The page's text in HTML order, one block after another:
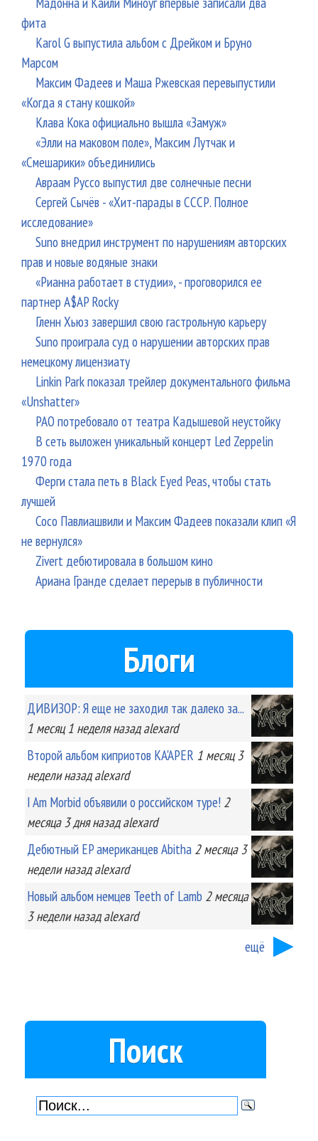
фита
Karol G выпустила альбом с Дрейком и Бруно
Марсом
Максим Фадеев и Маша Ржевская перевыпустили
«Когда я стану кошкой»
Клава Кока официально вышла «Замуж»
«Элли на маковом поле», Максим Лутчак и
«Смешарики» объединились
Авраам Руссо выпустил две солнечные песни
Сергей Сычёв - «Хит-парады в СССР. Полное
исследование»
Suno внедрил инструмент по нарушениям авторских
прав и новые водяные знаки
«Рианна работает в студии», - проговорился ее
партнер A$AP Rocky
Гленн Хьюз завершил свою гастрольную карьеру
Suno проиграла суд о нарушении авторских прав
немецкому лицензиату
Linkin Park показал трейлер документального фильма
«Unshatter»
РАО потребовало от театра Кадышевой неустойку
В сеть выложен уникальный концерт Led Zeppelin
1970 года
Ферги стала петь в Black Eyed Peas, чтобы стать
лучшей
Сосо Павлиашвили и Максим Фадеев показали клип «Я
не вернулся»
Zivert дебютировала в большом кино
Ариана Гранде сделает перерыв в публичности
Блоги
ДИВИЗОР: Я еще не заходил так далеко за...
1 месяц 1 неделяназад alexard
Второй альбом киприотов KA'APER 1 месяц 3
неделиназад alexard
I Am Morbid объявили о российском туре! 2
месяца 3 дняназад alexard
Дебютный EP американцев Abitha 2 месяца 3
неделиназад alexard
Новый альбом немцев Teeth of Lamb 2 месяца
3 неделиназад alexard
ещё
Поиск